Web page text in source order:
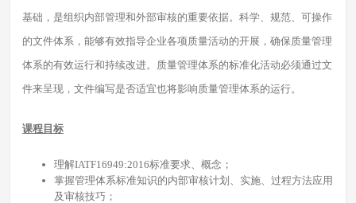
基础，是组织内部管理和外部审核的重要依据。科学、规范、可操作
的文件体系，能够有效指导企业各项质量活动的开展，确保质量管理
体系的有效运行和持续改进。质量管理体系的标准化活动必须通过文
件来呈现，文件编写是否适宜也将影响质量管理体系的运行。
课程目标
理解IATF16949:2016标准要求、概念；
掌握管理体系标准知识的内部审核计划、实施、过程方法应用
及审核技巧；